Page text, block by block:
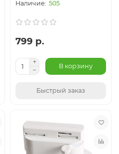
505
799 р.
В корзину
Быстрый заказ